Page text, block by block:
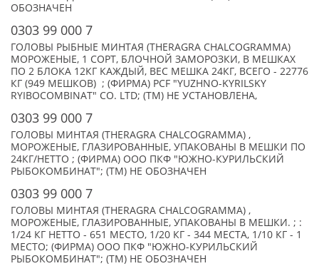
ОБОЗНАЧЕН
0303 99 000 7
ГОЛОВЫ РЫБНЫЕ МИНТАЯ (THERAGRA CHALCOGRAMMA)
МОРОЖЕНЫЕ, 1 СОРТ, БЛОЧНОЙ ЗАМОРОЗКИ, В МЕШКАХ
ПО 2 БЛОКА 12КГ КАЖДЫЙ, ВЕС МЕШКА 24КГ, ВСЕГО - 22776
КГ (949 МЕШКОВ) ; (ФИРМА) PCF "YUZHNO-KYRILSKY
RYIBOCOMBINAT" CO. LTD; (TM) НЕ УСТАНОВЛЕНА,
0303 99 000 7
ГОЛОВЫ МИНТАЯ (THERAGRA CHALCOGRAMMA) ,
МОРОЖЕНЫЕ, ГЛАЗИРОВАННЫЕ, УПАКОВАНЫ В МЕШКИ ПО
24КГ/НЕТТО ; (ФИРМА) ООО ПКФ "ЮЖНО-КУРИЛЬСКИЙ
РЫБОКОМБИНАТ"; (TM) НЕ ОБОЗНАЧЕН
0303 99 000 7
ГОЛОВЫ МИНТАЯ (THERAGRA CHALCOGRAMMA) ,
МОРОЖЕНЫЕ, ГЛАЗИРОВАННЫЕ, УПАКОВАНЫ В МЕШКИ. ; :
1/24 КГ НЕТТО - 651 МЕСТО, 1/20 КГ - 344 МЕСТА, 1/10 КГ - 1
МЕСТО; (ФИРМА) ООО ПКФ "ЮЖНО-КУРИЛЬСКИЙ
РЫБОКОМБИНАТ"; (TM) НЕ ОБОЗНАЧЕН